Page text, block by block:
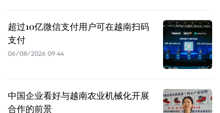
超过10亿微信支付用户可在越南扫码
支付
06/08/2026 09:44
中国企业看好与越南农业机械化开展
合作的前景